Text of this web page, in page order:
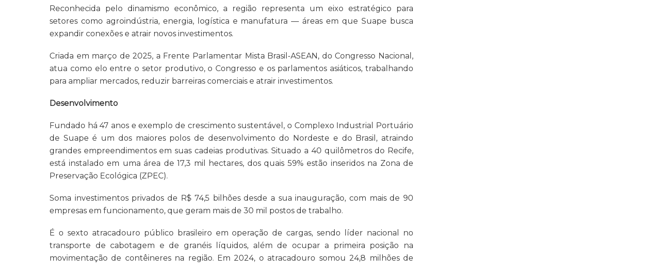
Reconhecida pelo dinamismo econômico, a região representa um eixo estratégico para
setores como agroindústria, energia, logística e manufatura — áreas em que Suape busca
expandir conexões e atrair novos investimentos.
Criada em março de 2025, a Frente Parlamentar Mista Brasil-ASEAN, do Congresso Nacional,
atua como elo entre o setor produtivo, o Congresso e os parlamentos asiáticos, trabalhando
para ampliar mercados, reduzir barreiras comerciais e atrair investimentos.
Desenvolvimento
Fundado há 47 anos e exemplo de crescimento sustentável, o Complexo Industrial Portuário
de Suape é um dos maiores polos de desenvolvimento do Nordeste e do Brasil, atraindo
grandes empreendimentos em suas cadeias produtivas. Situado a 40 quilômetros do Recife,
está instalado em uma área de 17,3 mil hectares, dos quais 59% estão inseridos na Zona de
Preservação Ecológica (ZPEC).
Soma investimentos privados de R$ 74,5 bilhões desde a sua inauguração, com mais de 90
empresas em funcionamento, que geram mais de 30 mil postos de trabalho.
É o sexto atracadouro público brasileiro em operação de cargas, sendo líder nacional no
transporte de cabotagem e de granéis líquidos, além de ocupar a primeira posição na
movimentação de contêineres na região. Em 2024, o atracadouro somou 24,8 milhões de